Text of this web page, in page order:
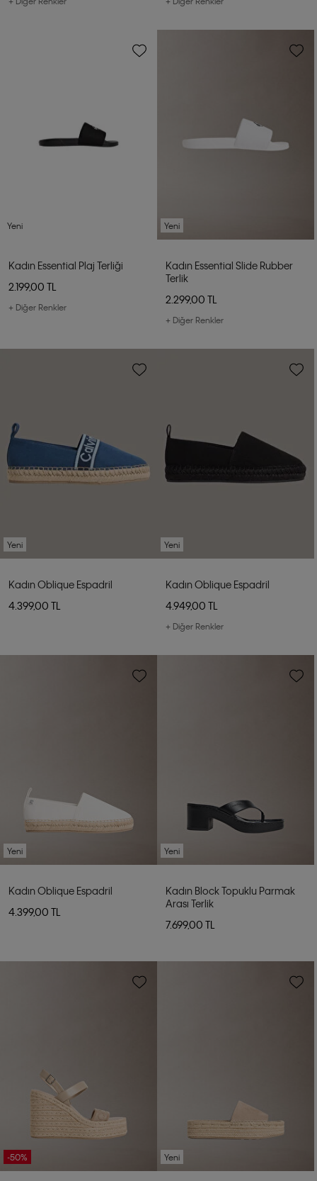
Yeni
Kadın Essential Plaj Terliği
2.199,00 TL
+ Diğer Renkler
Yeni
Kadın Essential Slide Rubber
Terlik
2.299,00 TL
+ Diğer Renkler
Yeni
Kadın Oblique Espadril
4.399,00 TL
Yeni
Kadın Oblique Espadril
4.949,00 TL
+ Diğer Renkler
Yeni
Kadın Oblique Espadril
4.399,00 TL
Yeni
Kadın Block Topuklu Parmak
Arası Terlik
7.699,00 TL
-50% Yeni